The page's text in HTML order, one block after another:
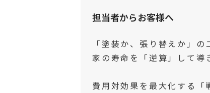
担当者からお客様へ
「塗装か、張り替えか」の
家の寿命を「逆算」して導
費用対効果を最大化する「